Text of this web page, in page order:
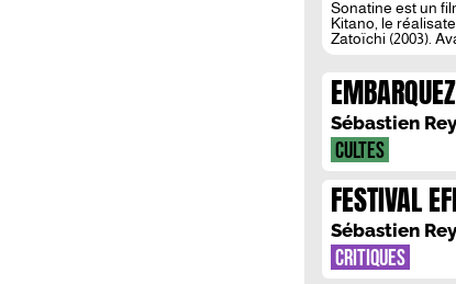
Sonatine est un
Kitano, le
Zatoïchi (2003).
animateur et
le surnom de
MICHEL
Sébastien
CULTES
FESTIVAL
ENTRETIEN
Sébastien
CRITIQUES